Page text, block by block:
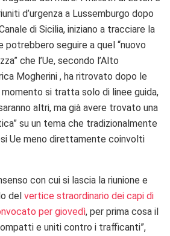
d’urgenza a Lussemburgo dopo
di Sicilia, iniziano a tracciare la
potrebbero seguire a quel “nuovo
che l’Ue, secondo l’Alto
Mogherini , ha ritrovato dopo le
si tratta solo di linee guida,
altri, ma già avere trovato una
su un tema che tradizionalmente
Ue meno direttamente coinvolti
con cui si lascia la riunione e
del vertice straordinario dei capi di
per giovedì, per prima cosa il
e uniti contro i trafficanti”,